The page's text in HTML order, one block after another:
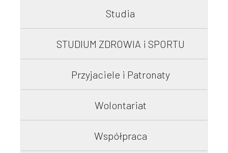
Studia
STUDIUM ZDROWIA i SPORTU
Przyjaciele i Patronaty
Wolontariat
Współpraca